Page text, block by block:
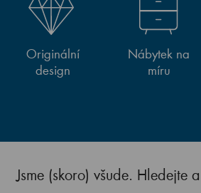
Originální
design
Nábytek na
míru
Jsme (skoro) všude. Hledejte